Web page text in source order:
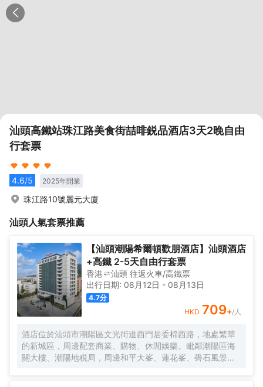
汕頭高鐵站珠江路美食街喆啡鋭品酒店3天2晚自由
行套票
4.6/5 2025年開業
珠江路10號麗元大廈
汕頭人氣套票推薦
【汕頭潮陽希爾頓歡朋酒店】汕頭酒店
+高鐵 2-5天自由行套票
香港 汕頭 往返火車/高鐵票
出行日期: 08月12日 - 08月13日
4.7分
HKD 709+/人
酒店位於汕頭市潮陽區文光街道西門居委棉西路，地處繁華
的新城區，周邊配套商業、購物、休閒娛樂。毗鄰潮陽區海
關大樓、潮陽地税局，周邊和平大峯、蓮花峯、礐石風景旅